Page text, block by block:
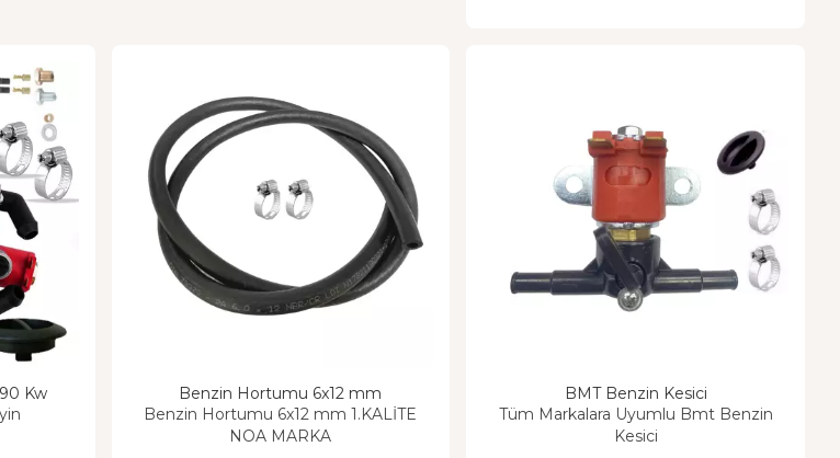
Kw
Benzin Hortumu 6x12 mm
Benzin Hortumu 6x12 mm 1.KALİTE
NOA MARKA
BMT Benzin Kesici
Tüm Markalara Uyumlu Bmt Benzin
Kesici